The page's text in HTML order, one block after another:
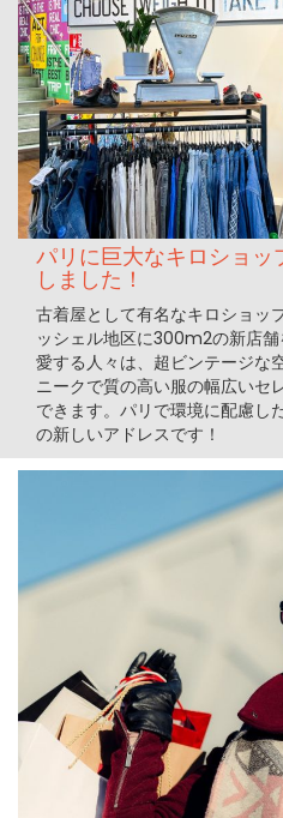
パリに巨大なキロショッ
しました！
古着屋として有名なキロショッ
ッシェル地区に300m2の新店
愛する人々は、超ビンテージな
ニークで質の高い服の幅広いセ
できます。パリで環境に配慮し
の新しいアドレスです！